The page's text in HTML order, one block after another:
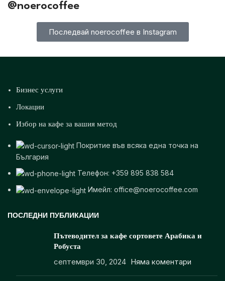
@noerocoffee
Последвай noerocoffee в Instagram
Бизнес услуги
Локации
Избор на кафе за вашия метод
Покритие във всяка една точка на
България
Телефон: +359 895 838 584
Имейл: office@noerocoffee.com
ПОСЛЕДНИ ПУБЛИКАЦИИ
Пътеводител за кафе сортовете Арабика и
Робуста
септември 30, 2024 Няма коментари